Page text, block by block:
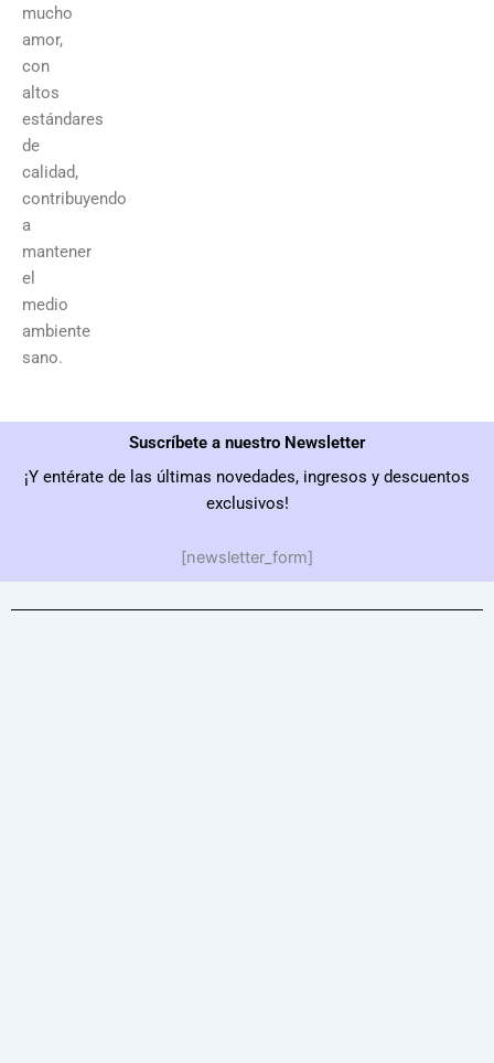
mucho
amor,
con
altos
estándares
de
calidad,
contribuyendo
a
mantener
el
medio
ambiente
sano.
Suscríbete a nuestro Newsletter
¡Y entérate de las últimas novedades, ingresos y descuentos
exclusivos!
[newsletter_form]